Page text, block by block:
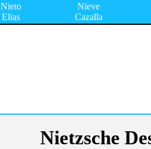
Nieto
Elias
Nieve
Cazalla
Nietzsche